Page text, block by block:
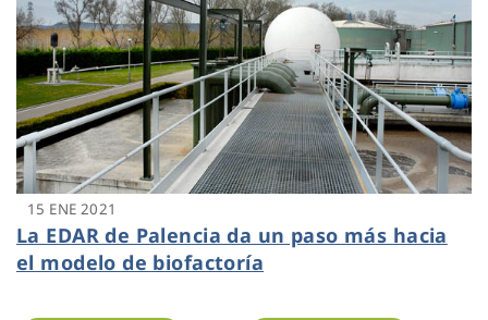
15 ENE 2021
La EDAR de Palencia da un paso más hacia
el modelo de biofactoría